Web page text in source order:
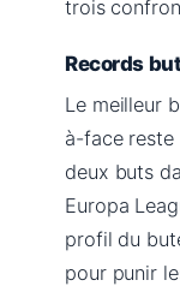
trois
Records
Le meilleur
à-face reste
deux buts
Europa
profil du
pour punir